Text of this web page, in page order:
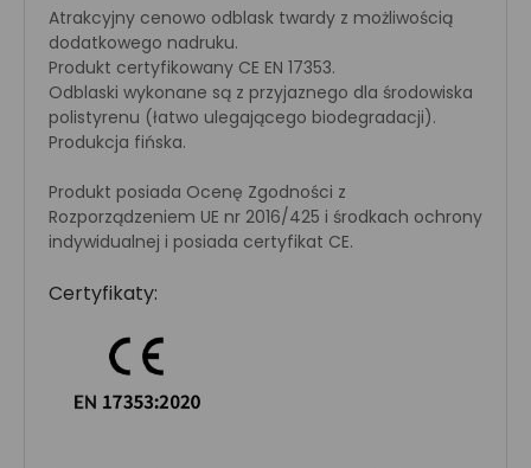
Atrakcyjny cenowo odblask twardy z możliwością
dodatkowego nadruku.
Produkt certyfikowany CE EN 17353.
Odblaski wykonane są z przyjaznego dla środowiska
polistyrenu (łatwo ulegającego biodegradacji).
Produkcja fińska.
Produkt posiada Ocenę Zgodności z
Rozporządzeniem UE nr 2016/425 i środkach ochrony
indywidualnej i posiada certyfikat CE.
Certyfikaty: